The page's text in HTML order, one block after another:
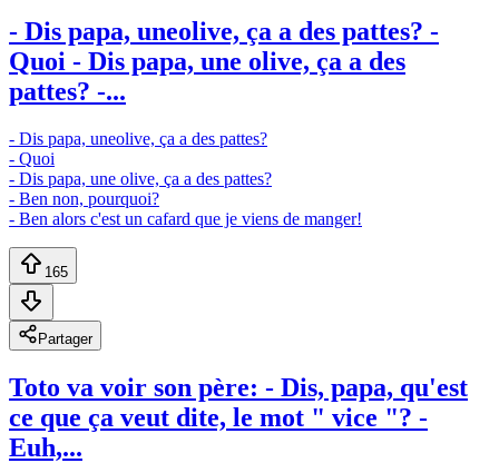
- Dis papa, uneolive, ça a des pattes? -
Quoi - Dis papa, une olive, ça a des
pattes? -...
- Dis papa, uneolive, ça a des pattes?
- Quoi
- Dis papa, une olive, ça a des pattes?
- Ben non, pourquoi?
- Ben alors c'est un cafard que je viens de manger!
165
Partager
Toto va voir son père: - Dis, papa, qu'est
ce que ça veut dite, le mot " vice "? -
Euh,...